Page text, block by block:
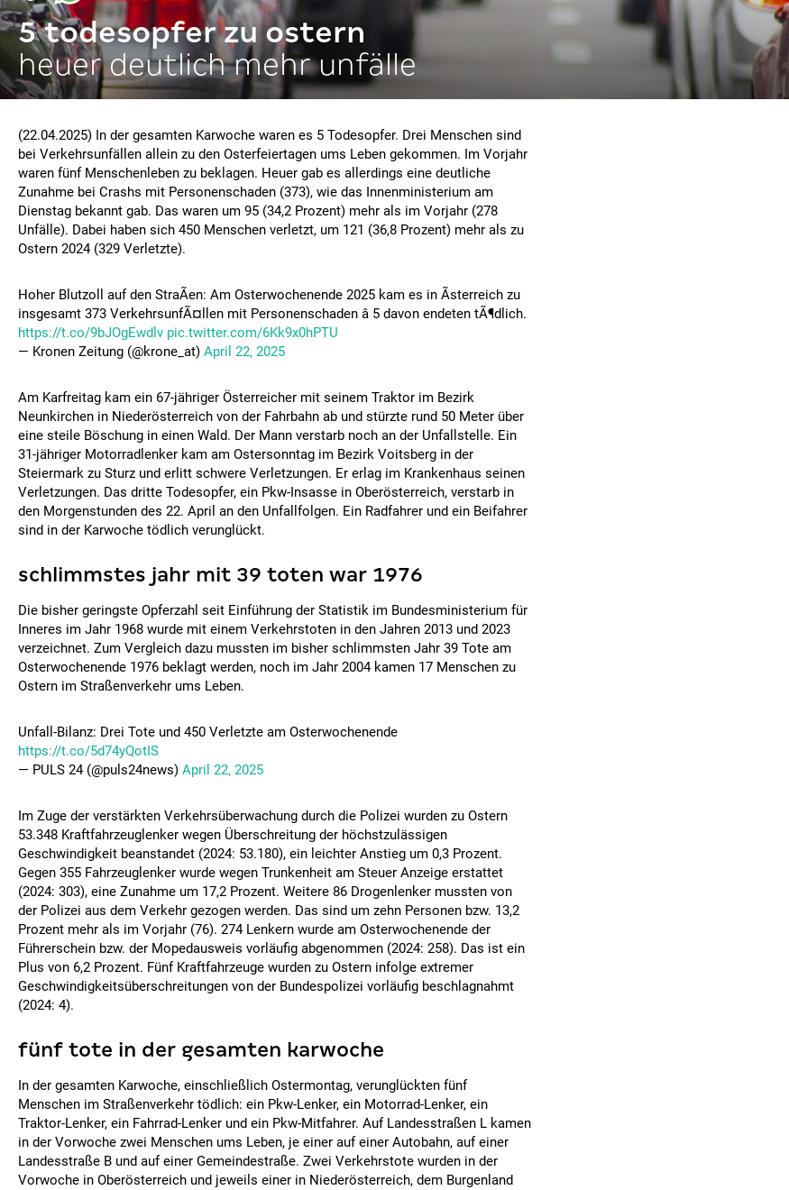
5 todesopfer zu ostern
heuer deutlich mehr unfälle
(22.04.2025) In der gesamten Karwoche waren es 5 Todesopfer. Drei Menschen sind
bei Verkehrsunfällen allein zu den Osterfeiertagen ums Leben gekommen. Im Vorjahr
waren fünf Menschenleben zu beklagen. Heuer gab es allerdings eine deutliche
Zunahme bei Crashs mit Personenschaden (373), wie das Innenministerium am
Dienstag bekannt gab. Das waren um 95 (34,2 Prozent) mehr als im Vorjahr (278
Unfälle). Dabei haben sich 450 Menschen verletzt, um 121 (36,8 Prozent) mehr als zu
Ostern 2024 (329 Verletzte).
Hoher Blutzoll auf den StraÃen: Am Osterwochenende 2025 kam es in Ãsterreich zu
insgesamt 373 VerkehrsunfÃ¤llen mit Personenschaden â 5 davon endeten tÃ¶dlich.
https://t.co/9bJOgEwdlv pic.twitter.com/6Kk9x0hPTU
— Kronen Zeitung (@krone_at) April 22, 2025
Am Karfreitag kam ein 67-jähriger Österreicher mit seinem Traktor im Bezirk
Neunkirchen in Niederösterreich von der Fahrbahn ab und stürzte rund 50 Meter über
eine steile Böschung in einen Wald. Der Mann verstarb noch an der Unfallstelle. Ein
31-jähriger Motorradlenker kam am Ostersonntag im Bezirk Voitsberg in der
Steiermark zu Sturz und erlitt schwere Verletzungen. Er erlag im Krankenhaus seinen
Verletzungen. Das dritte Todesopfer, ein Pkw-Insasse in Oberösterreich, verstarb in
den Morgenstunden des 22. April an den Unfallfolgen. Ein Radfahrer und ein Beifahrer
sind in der Karwoche tödlich verunglückt.
schlimmstes jahr mit 39 toten war 1976
Die bisher geringste Opferzahl seit Einführung der Statistik im Bundesministerium für
Inneres im Jahr 1968 wurde mit einem Verkehrstoten in den Jahren 2013 und 2023
verzeichnet. Zum Vergleich dazu mussten im bisher schlimmsten Jahr 39 Tote am
Osterwochenende 1976 beklagt werden, noch im Jahr 2004 kamen 17 Menschen zu
Ostern im Straßenverkehr ums Leben.
Unfall-Bilanz: Drei Tote und 450 Verletzte am Osterwochenende
https://t.co/5d74yQotIS
— PULS 24 (@puls24news) April 22, 2025
Im Zuge der verstärkten Verkehrsüberwachung durch die Polizei wurden zu Ostern
53.348 Kraftfahrzeuglenker wegen Überschreitung der höchstzulässigen
Geschwindigkeit beanstandet (2024: 53.180), ein leichter Anstieg um 0,3 Prozent.
Gegen 355 Fahrzeuglenker wurde wegen Trunkenheit am Steuer Anzeige erstattet
(2024: 303), eine Zunahme um 17,2 Prozent. Weitere 86 Drogenlenker mussten von
der Polizei aus dem Verkehr gezogen werden. Das sind um zehn Personen bzw. 13,2
Prozent mehr als im Vorjahr (76). 274 Lenkern wurde am Osterwochenende der
Führerschein bzw. der Mopedausweis vorläufig abgenommen (2024: 258). Das ist ein
Plus von 6,2 Prozent. Fünf Kraftfahrzeuge wurden zu Ostern infolge extremer
Geschwindigkeitsüberschreitungen von der Bundespolizei vorläufig beschlagnahmt
(2024: 4).
fünf tote in der gesamten karwoche
In der gesamten Karwoche, einschließlich Ostermontag, verunglückten fünf
Menschen im Straßenverkehr tödlich: ein Pkw-Lenker, ein Motorrad-Lenker, ein
Traktor-Lenker, ein Fahrrad-Lenker und ein Pkw-Mitfahrer. Auf Landesstraßen L kamen
in der Vorwoche zwei Menschen ums Leben, je einer auf einer Autobahn, auf einer
Landesstraße B und auf einer Gemeindestraße. Zwei Verkehrstote wurden in der
Vorwoche in Oberösterreich und jeweils einer in Niederösterreich, dem Burgenland